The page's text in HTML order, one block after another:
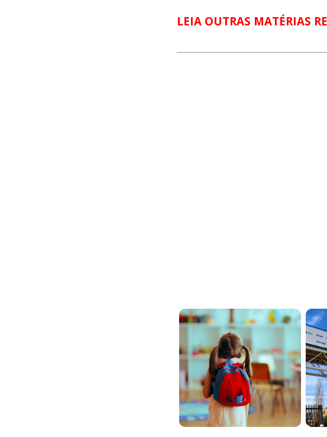
LEIA OUTRAS MATÉRIAS